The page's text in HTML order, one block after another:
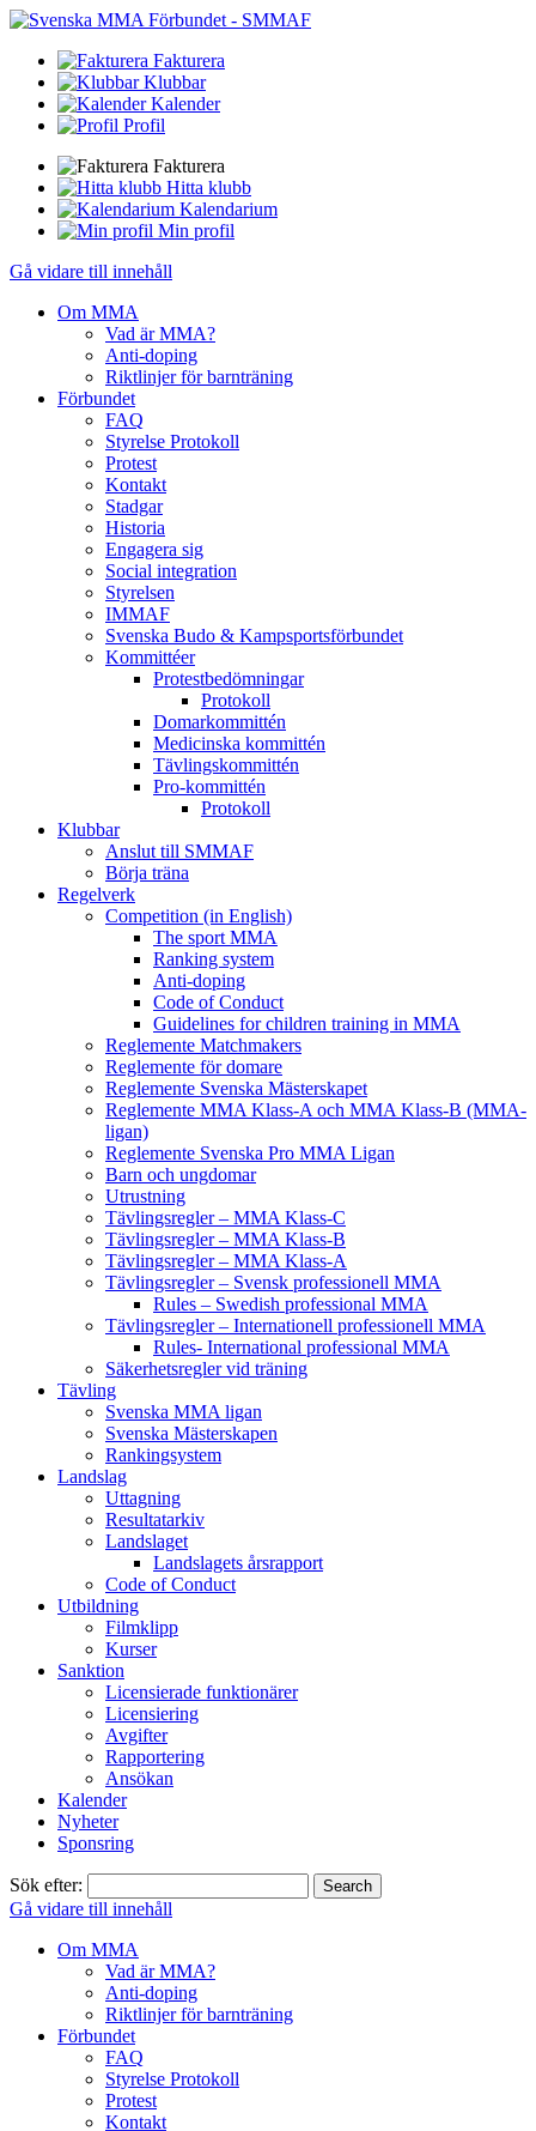
Fakturera
Klubbar
Kalender
Profil
Fakturera
Hitta klubb
Kalendarium
Min profil
Gå vidare till innehåll
Om MMA
Vad är MMA?
Anti-doping
Riktlinjer för barnträning
Förbundet
FAQ
Styrelse Protokoll
Protest
Kontakt
Stadgar
Historia
Engagera sig
Social integration
Styrelsen
IMMAF
Svenska Budo & Kampsportsförbundet
Kommittéer
Protestbedömningar
Protokoll
Domarkommittén
Medicinska kommittén
Tävlingskommittén
Pro-kommittén
Protokoll
Klubbar
Anslut till SMMAF
Börja träna
Regelverk
Competition (in English)
The sport MMA
Ranking system
Anti-doping
Code of Conduct
Guidelines for children training in MMA
Reglemente Matchmakers
Reglemente för domare
Reglemente Svenska Mästerskapet
Reglemente MMA Klass-A och MMA Klass-B (MMA-
ligan)
Reglemente Svenska Pro MMA Ligan
Barn och ungdomar
Utrustning
Tävlingsregler – MMA Klass-C
Tävlingsregler – MMA Klass-B
Tävlingsregler – MMA Klass-A
Tävlingsregler – Svensk professionell MMA
Rules – Swedish professional MMA
Tävlingsregler – Internationell professionell MMA
Rules- International professional MMA
Säkerhetsregler vid träning
Tävling
Svenska MMA ligan
Svenska Mästerskapen
Rankingsystem
Landslag
Uttagning
Resultatarkiv
Landslaget
Landslagets årsrapport
Code of Conduct
Utbildning
Filmklipp
Kurser
Sanktion
Licensierade funktionärer
Licensiering
Avgifter
Rapportering
Ansökan
Kalender
Nyheter
Sponsring
Sök efter:
Gå vidare till innehåll
Om MMA
Vad är MMA?
Anti-doping
Riktlinjer för barnträning
Förbundet
FAQ
Styrelse Protokoll
Protest
Kontakt